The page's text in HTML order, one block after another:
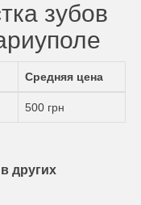
зубов
Средняя цена
500 грн
других